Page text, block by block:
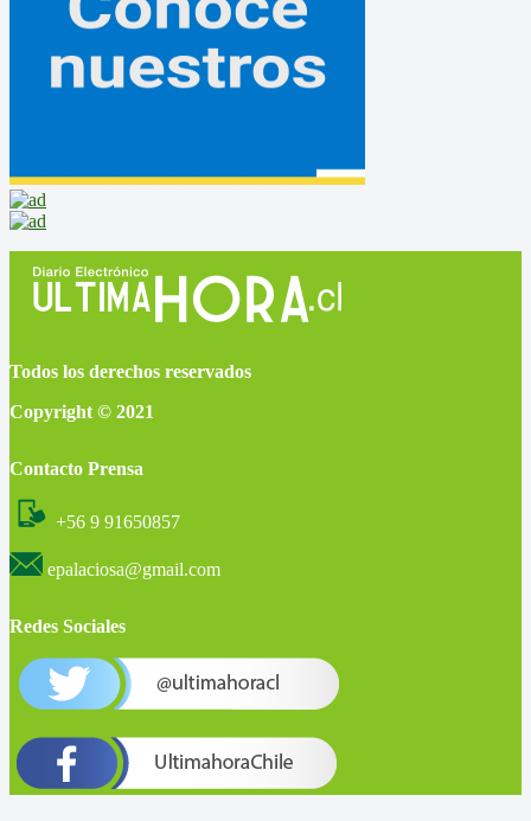
Todos los derechos reservados
Copyright © 2021
Contacto Prensa
+56 9 91650857
epalaciosa@gmail.com
Redes Sociales